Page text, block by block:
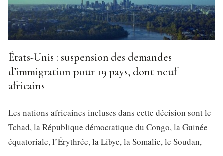
États-Unis : suspension des demandes
d’immigration pour 19 pays, dont neuf
africains
Les nations africaines incluses dans cette décision sont le
Tchad, la République démocratique du Congo, la Guinée
équatoriale, l’Érythrée, la Libye, la Somalie, le Soudan,